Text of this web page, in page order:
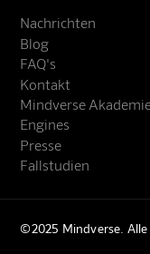
Nachrichten
Blog
FAQ's
Kontakt
Mindverse
Engines
Presse
Fallstudien
©2025 Mindverse.